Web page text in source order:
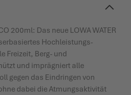
200ml: Das neue LOWA WATER
Hochleistungs-
Freizeit, Berg- und
und imprägniert alle
gegen das Eindringen von
dabei die Atmungsaktivität